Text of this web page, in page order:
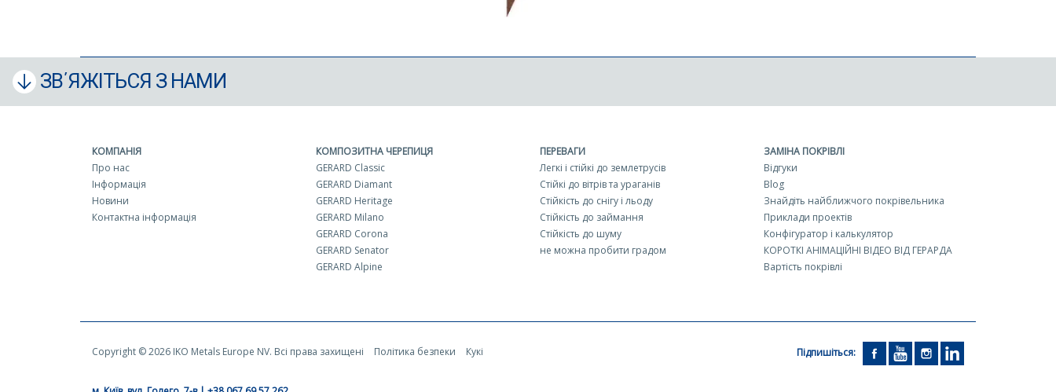
ЗВ΄ЯЖІТЬСЯ З НАМИ
КОМПАНІЯ
Про нас
Інформація
Новини
Контактна інформація
КОМПОЗИТНА ЧЕРЕПИЦЯ
GERARD Classic
GERARD Diamant
GERARD Heritage
GERARD Milano
GERARD Corona
GERARD Senator
GERARD Alpine
ПЕРЕВАГИ
Легкі і стійкі до землетрусів
Стійкі до вітрів та ураганів
Стійкість до снігу і льоду
Стійкість до займання
Стійкість до шуму
не можна пробити градом
ЗАМІНА ПОКРІВЛІ
Відгуки
Blog
Знайдіть найближчого покрівельника
Приклади проектів
Конфігуратор і калькулятор
КОРОТКІ АНІМАЦІЙНІ ВІДЕО ВІД ГЕРАРДА
Вартість покрівлі
Copyright © 2026 IKO Metals Europe NV. Всі права захищені Політика безпеки Кукі Підпишіться: